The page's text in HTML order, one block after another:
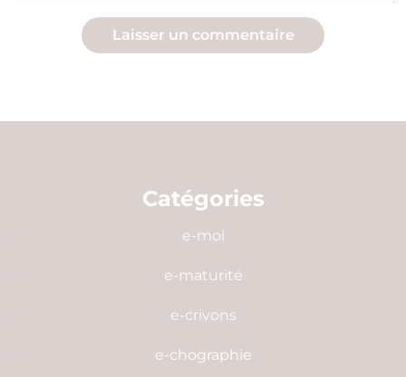
Catégories
e-moi
e-maturité
e-crivons
e-chographie